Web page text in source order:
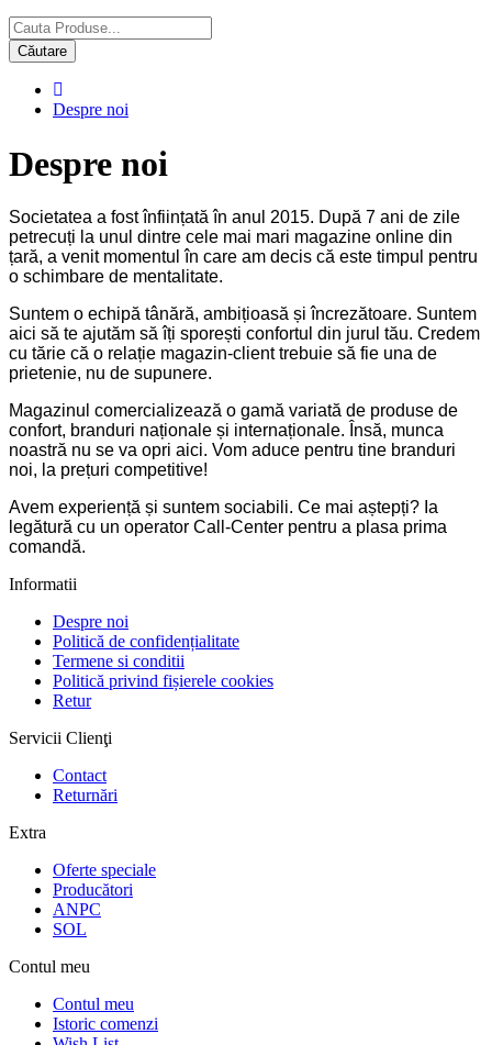
Căutare
Despre noi
Despre noi
Societatea a fost înființată în anul 2015. După 7 ani de zile
petrecuți la unul dintre cele mai mari magazine online din
țară, a venit momentul în care am decis că este timpul pentru
o schimbare de mentalitate.
Suntem o echipă tânără, ambițioasă și încrezătoare. Suntem
aici să te ajutăm să îți sporești confortul din jurul tău. Credem
cu tărie că o relație magazin-client trebuie să fie una de
prietenie, nu de supunere.
Magazinul comercializează o gamă variată de produse de
confort, branduri naționale și internaționale. Însă, munca
noastră nu se va opri aici. Vom aduce pentru tine branduri
noi, la prețuri competitive!
Avem experiență și suntem sociabili. Ce mai aștepți? Ia
legătură cu un operator Call-Center pentru a plasa prima
comandă.
Informatii
Despre noi
Politică de confidențialitate
Termene si conditii
Politică privind fișierele cookies
Retur
Servicii Clienţi
Contact
Returnări
Extra
Oferte speciale
Producători
ANPC
SOL
Contul meu
Contul meu
Istoric comenzi